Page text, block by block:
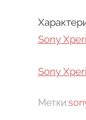
Sony
Sony
Метки: